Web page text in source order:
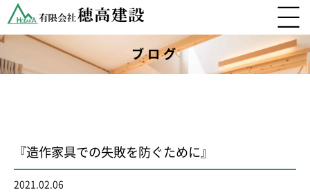
ブログ
『造作家具での失敗を防ぐために』
2021.02.06